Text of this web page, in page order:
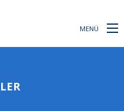
MENÜ